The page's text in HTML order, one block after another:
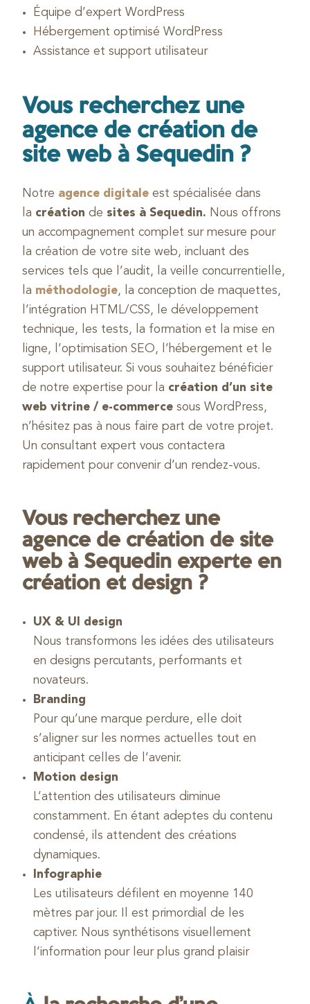
Équipe d’expert WordPress
Hébergement optimisé WordPress
Assistance et support utilisateur
Vous recherchez une
agence de création de
site web à Sequedin ?
Notre agence digitale est spécialisée dans
la création de sites à Sequedin. Nous offrons
un accompagnement complet sur mesure pour
la création de votre site web, incluant des
services tels que l’audit, la veille concurrentielle,
la méthodologie, la conception de maquettes,
l’intégration HTML/CSS, le développement
technique, les tests, la formation et la mise en
ligne, l’optimisation SEO, l’hébergement et le
support utilisateur. Si vous souhaitez bénéficier
de notre expertise pour la création d’un site
web vitrine / e-commerce sous WordPress,
n’hésitez pas à nous faire part de votre projet.
Un consultant expert vous contactera
rapidement pour convenir d’un rendez-vous.
Vous recherchez une
agence de création de site
web à Sequedin experte en
création et design ?
UX & UI design
Nous transformons les idées des utilisateurs
en designs percutants, performants et
novateurs.
Branding
Pour qu’une marque perdure, elle doit
s’aligner sur les normes actuelles tout en
anticipant celles de l’avenir.
Motion design
L’attention des utilisateurs diminue
constamment. En étant adeptes du contenu
condensé, ils attendent des créations
dynamiques.
Infographie
Les utilisateurs défilent en moyenne 140
mètres par jour. Il est primordial de les
captiver. Nous synthétisons visuellement
l’information pour leur plus grand plaisir